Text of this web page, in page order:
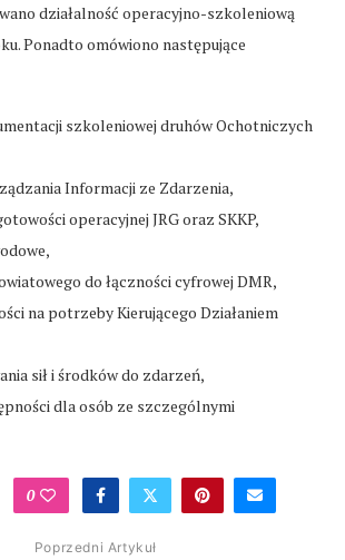
działalność operacyjno-szkoleniową
Ponadto omówiono następujące
szkoleniowej druhów Ochotniczych
Informacji ze Zdarzenia,
operacyjnej JRG oraz SKKP,
do łączności cyfrowej DMR,
na potrzeby Kierującego Działaniem
sił i środków do zdarzeń,
dla osób ze szczególnymi
0
Poprzedni Artykuł